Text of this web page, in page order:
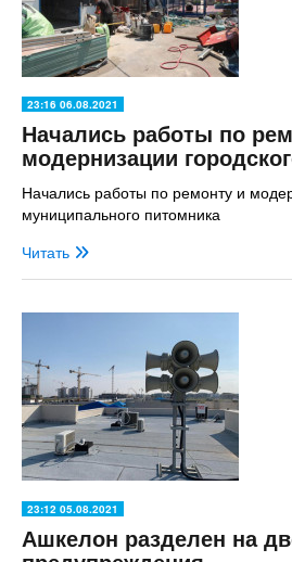
23:16 06.08.2021
Начались работы по
модернизации
Начались работы по ремонту и
муниципального питомника
Читать
23:12 05.08.2021
Ашкелон разделен на